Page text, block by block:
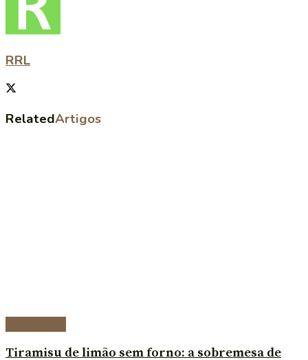
RRL
RelatedArtigos
Tiramisu de limão sem forno: a sobremesa de